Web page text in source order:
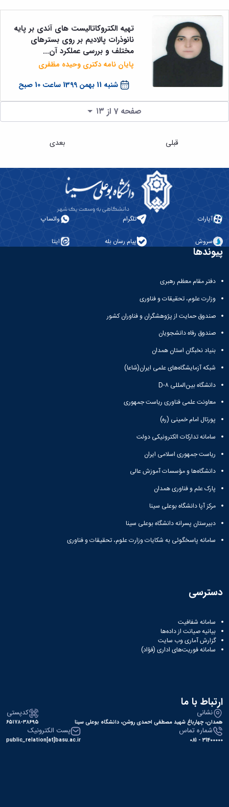
شنبه 11 بهمن 1399 ساعت 10 صبح
تهیه الکتروکاتالیست های آندی بر پایه
نانوذرات پالادیم بر روی بسترهای
مختلف و بررسی عملکرد آن...
پایان نامه دکتری وحیده مظفری
صفحه 7 از ۱۳
قبلی بعدی
آپارات تلگرام واتساپ
سروش پیام رسان بله ایتا
پیوندها
دفتر مقام معظم رهبری
وزارت علوم، تحقیقات و فناوری
صندوق حمایت از پژوهشگران و فناوران کشور
صندوق رفاه دانشجویان
بنیاد نخبگان استان همدان
شبکه آزمایشگاه‌های علمی ایران(شاعا)
دانشگاه بین‌المللی D-۸
معاونت علمی فناوری ریاست جمهوری
پورتال امام خمینی (ره)
سامانه تدارکات الکترونیکی دولت
ریاست جمهوری اسلامی ایران
دانشگاه‌ها و مؤسسات آموزش عالی
پارک علم و فناوری همدان
مرکز آپا دانشگاه بوعلی سینا
دبیرستان پسرانه دانشگاه بوعلی سینا
سامانه پاسخگوئی به شکایات وزارت علوم، تحقیقات و فناوری
دسترسی
سامانه شفافیت
بیانیه صیانت از داده‌ها
گزارش آماری وب‌ سایت
سامانه فوریت‌های اداری (فؤاد)
ارتباط با ما
نشانی
همدان، چهارباغ شهید مصطفی احمدی روشن، دانشگاه بوعلی سینا
کدپستی
۶۵۱۷۸-۳۸۶۹۵
شماره تماس
31400000 - 081
پست الکترونیک
public_relation[at]basu.ac.ir